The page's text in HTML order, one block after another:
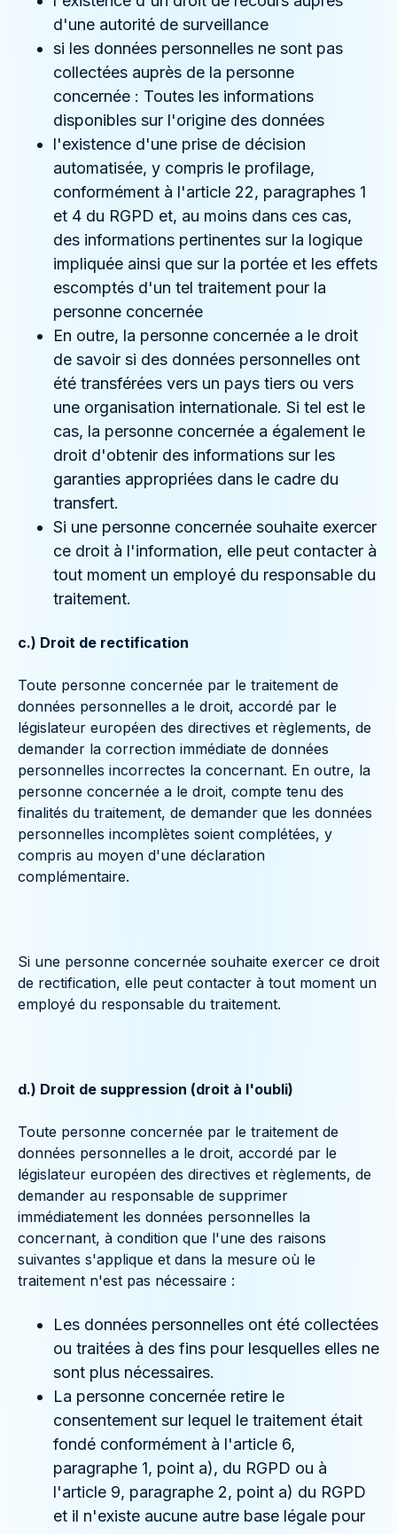
d'une autorité de surveillance
si les données personnelles ne sont pas
collectées auprès de la personne
concernée : Toutes les informations
disponibles sur l'origine des données
l'existence d'une prise de décision
automatisée, y compris le profilage,
conformément à l'article 22, paragraphes 1
et 4 du RGPD et, au moins dans ces cas,
des informations pertinentes sur la logique
impliquée ainsi que sur la portée et les effets
escomptés d'un tel traitement pour la
personne concernée
En outre, la personne concernée a le droit
de savoir si des données personnelles ont
été transférées vers un pays tiers ou vers
une organisation internationale. Si tel est le
cas, la personne concernée a également le
droit d'obtenir des informations sur les
garanties appropriées dans le cadre du
transfert.
Si une personne concernée souhaite exercer
ce droit à l'information, elle peut contacter à
tout moment un employé du responsable du
traitement.
c.) Droit de rectification
Toute personne concernée par le traitement de
données personnelles a le droit, accordé par le
législateur européen des directives et règlements, de
demander la correction immédiate de données
personnelles incorrectes la concernant. En outre, la
personne concernée a le droit, compte tenu des
finalités du traitement, de demander que les données
personnelles incomplètes soient complétées, y
compris au moyen d'une déclaration
complémentaire.
Si une personne concernée souhaite exercer ce droit
de rectification, elle peut contacter à tout moment un
employé du responsable du traitement.
d.) Droit de suppression (droit à l'oubli)
Toute personne concernée par le traitement de
données personnelles a le droit, accordé par le
législateur européen des directives et règlements, de
demander au responsable de supprimer
immédiatement les données personnelles la
concernant, à condition que l'une des raisons
suivantes s'applique et dans la mesure où le
traitement n'est pas nécessaire :
Les données personnelles ont été collectées
ou traitées à des fins pour lesquelles elles ne
sont plus nécessaires.
La personne concernée retire le
consentement sur lequel le traitement était
fondé conformément à l'article 6,
paragraphe 1, point a), du RGPD ou à
l'article 9, paragraphe 2, point a) du RGPD
et il n'existe aucune autre base légale pour